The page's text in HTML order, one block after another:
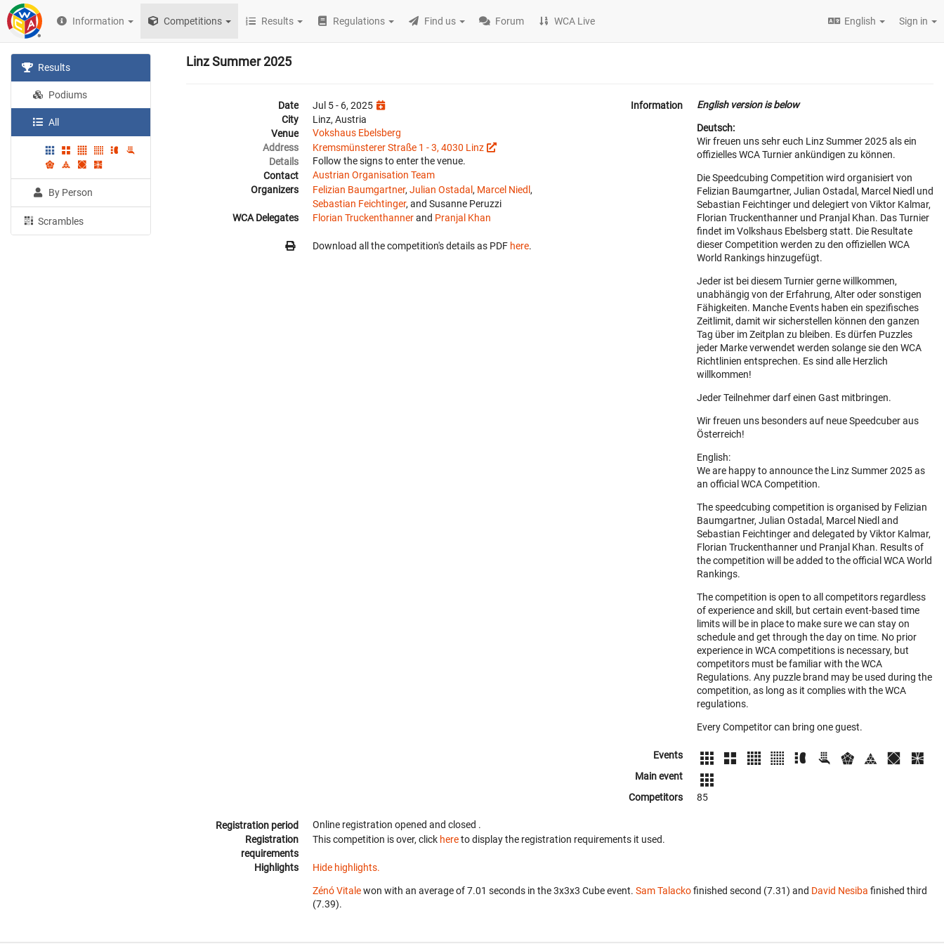
Information Competitions Results Regulations Find us Forum WCA Live English Sign in
Results
Podiums
All
By Person
Scrambles
Linz Summer 2025
Date
Jul 5 - 6, 2025
City
Linz, Austria
Venue
Vokshaus Ebelsberg
Address
Kremsmünsterer Straße 1 - 3, 4030 Linz
Details
Follow the signs to enter the venue.
Contact
Austrian Organisation Team
Organizers
Felizian Baumgartner, Julian Ostadal , Marcel Niedl ,
Sebastian Feichtinger, and Susanne Peruzzi
WCA Delegates
Florian Truckenthannerand Pranjal Khan
Download all the competition's details as PDF here.
Information English version is below
Deutsch:
Wir freuen uns sehr euch Linz Summer 2025 als ein
offizielles WCA Turnier ankündigen zu können.
Die Speedcubing Competition wird organisiert von
Felizian Baumgartner, Julian Ostadal, Marcel Niedl und
Sebastian Feichtinger und delegiert von Viktor Kalmar,
Florian Truckenthanner und Pranjal Khan. Das Turnier
findet im Volkshaus Ebelsberg statt. Die Resultate
dieser Competition werden zu den offiziellen WCA
World Rankings hinzugefügt.
Jeder ist bei diesem Turnier gerne willkommen,
unabhängig von der Erfahrung, Alter oder sonstigen
Fähigkeiten. Manche Events haben ein spezifisches
Zeitlimit, damit wir sicherstellen können den ganzen
Tag über im Zeitplan zu bleiben. Es dürfen Puzzles
jeder Marke verwendet werden solange sie den WCA
Richtlinien entsprechen. Es sind alle Herzlich
willkommen!
Jeder Teilnehmer darf einen Gast mitbringen.
Wir freuen uns besonders auf neue Speedcuber aus
Österreich!
English:
We are happy to announce the Linz Summer 2025 as
an official WCA Competition.
The speedcubing competition is organised by Felizian
Baumgartner, Julian Ostadal, Marcel Niedl and
Sebastian Feichtinger and delegated by Viktor Kalmar,
Florian Truckenthanner und Pranjal Khan. Results of
the competition will be added to the official WCA World
Rankings.
The competition is open to all competitors regardless
of experience and skill, but certain event-based time
limits will be in place to make sure we can stay on
schedule and get through the day on time. No prior
experience in WCA competitions is necessary, but
competitors must be familiar with the WCA
Regulations. Any puzzle brand may be used during the
competition, as long as it complies with the WCA
regulations.
Every Competitor can bring one guest.
Events
Main event
Competitors
85
Registration period Online registration opened and closed .
Registration
requirements
This competition is over, click hereto display the registration requirements it used.
Highlights Hide highlights.
Zénó Vitalewon with an average of 7.01 seconds in the 3x3x3 Cube event. Sam Talackofinished second (7.31) and David Nesiba finished third
(7.39).